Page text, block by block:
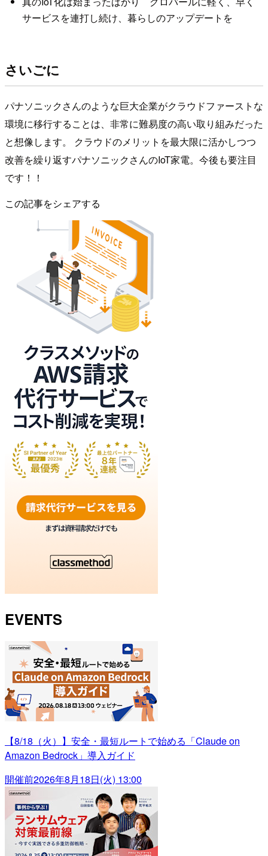
サービスを連打し続け、暮らしのアップデートを
さいごに
パナソニックさんのような巨大企業がクラウドファーストな
環境に移行することは、非常に難易度の高い取り組みだった
と想像します。 クラウドのメリットを最大限に活かしつつ
改善を繰り返すパナソニックさんのIoT家電。今後も要注目
です！！
この記事をシェアする
EVENTS
【8/18（火）】安全・最短ルートで始める「Claude on
Amazon Bedrock」導入ガイド
開催前2026年8月18日(火) 13:00